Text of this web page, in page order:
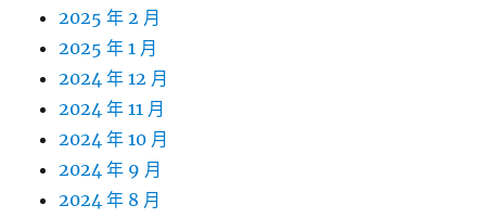
2025 年 2 月
2025 年 1 月
2024 年 12 月
2024 年 11 月
2024 年 10 月
2024 年 9 月
2024 年 8 月